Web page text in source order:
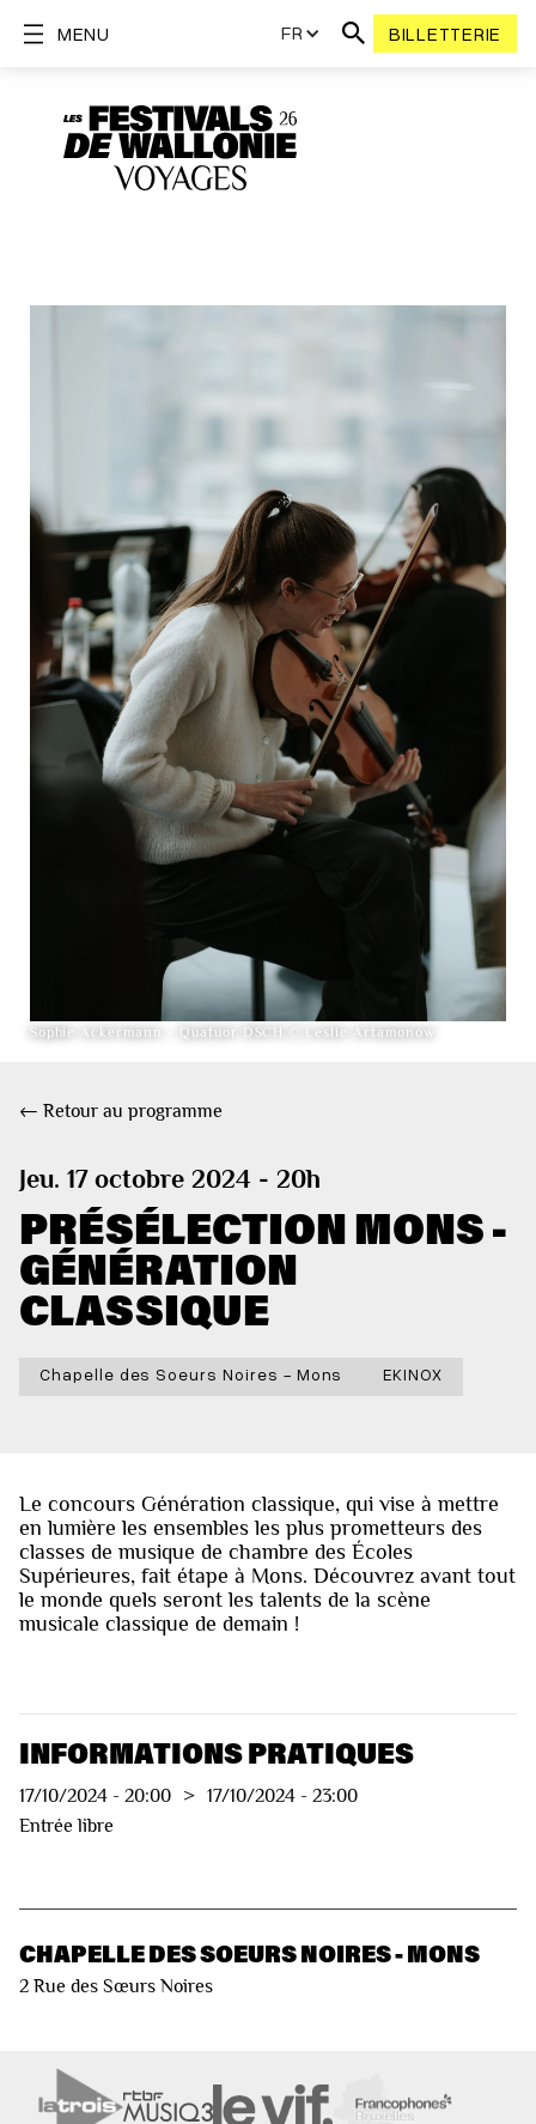
FR BILLETTERIE
MENU
Sophie Ackermann - Quatuor DSCH © Leslie Artamonow
← Retour au programme
Jeu. 17 octobre 2024 - 20h
PRÉSÉLECTION MONS -
GÉNÉRATION
CLASSIQUE
Chapelle des Soeurs Noires - Mons EKINOX
Le concours Génération classique, qui vise à mettre
en lumière les ensembles les plus prometteurs des
classes de musique de chambre des Écoles
Supérieures, fait étape à Mons. Découvrez avant tout
le monde quels seront les talents de la scène
musicale classique de demain !
INFORMATIONS PRATIQUES
17/10/2024 - 20:00 > 17/10/2024 - 23:00
Entrée libre
CHAPELLE DES SOEURS NOIRES - MONS
2 Rue des Sœurs Noires